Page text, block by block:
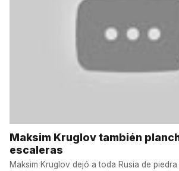
Maksim Kruglov también
escaleras
Maksim Kruglov dejó a toda Rusia de